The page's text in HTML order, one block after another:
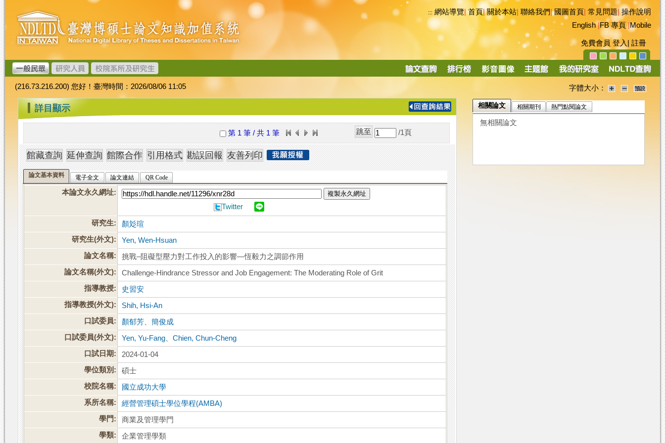
跳
到
主
要
內
容
臺
灣
博
碩
士
論
文
加
值
系
統
::: 網站導覽|首頁|關於本站 聯絡我們|國圖首頁 常見問題|操作說明
English|FB 專頁|Mobile
免費會員 登入 註冊
導
(216.73.216.200) 您好！臺灣時間：2026/08/06 11:05 字體大小：
::: 詳目顯示
第 1 筆 / 共 1 筆 /1 頁
論文基本資料 電子全文 論文連結 QR Code
本論文永久網址: 複製永久網址
Twitter
研究生:
顏彣瑄
研究生(外文):
Yen, Wen-Hsuan
論文名稱:
挑戰–阻礙型壓力對工作投入的影響—恆毅力之調節作用
論文名稱(外文):
Challenge-Hindrance Stressor and Job Engagement: The Moderating Role of Grit
指導教授:
史習安
指導教授(外文):
Shih, Hsi-An
口試委員:
顏郁芳 、簡俊成
口試委員(外文):
Yen, Yu-Fang 、Chien, Chun-Cheng
口試日期:
2024-01-04
學位類別:
碩士
校院名稱:
國立成功大學
系所名稱:
經營管理碩士學位學程(AMBA)
學門:
商業及管理學門
學類:
企業管理學類
相關論文 相關期刊 熱門點閱論文
無相關論文